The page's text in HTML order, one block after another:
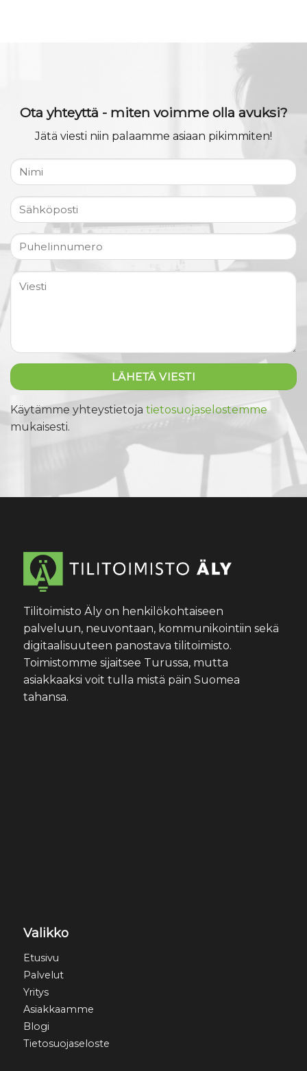
Ota yhteyttä - miten voimme olla avuksi?
Jätä viesti niin palaamme asiaan pikimmiten!
Käytämme yhteystietoja tietosuojaselostemme
mukaisesti.
Tilitoimisto Äly on henkilökohtaiseen
palveluun, neuvontaan, kommunikointiin sekä
digitaalisuuteen panostava tilitoimisto.
Toimistomme sijaitsee Turussa, mutta
asiakkaaksi voit tulla mistä päin Suomea
tahansa.
Valikko
Etusivu
Palvelut
Yritys
Asiakkaamme
Blogi
Tietosuojaseloste